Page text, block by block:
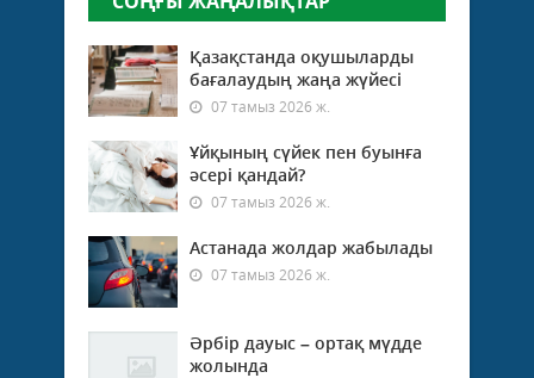
Қазақстанда оқушыларды
бағалаудың жаңа жүйесі
07 тамыз 2026 ж.
Ұйқының сүйек пен буынға
әсері қандай?
07 тамыз 2026 ж.
Астанада жолдар жабылады
07 тамыз 2026 ж.
Әрбір дауыс – ортақ мүдде
жолында